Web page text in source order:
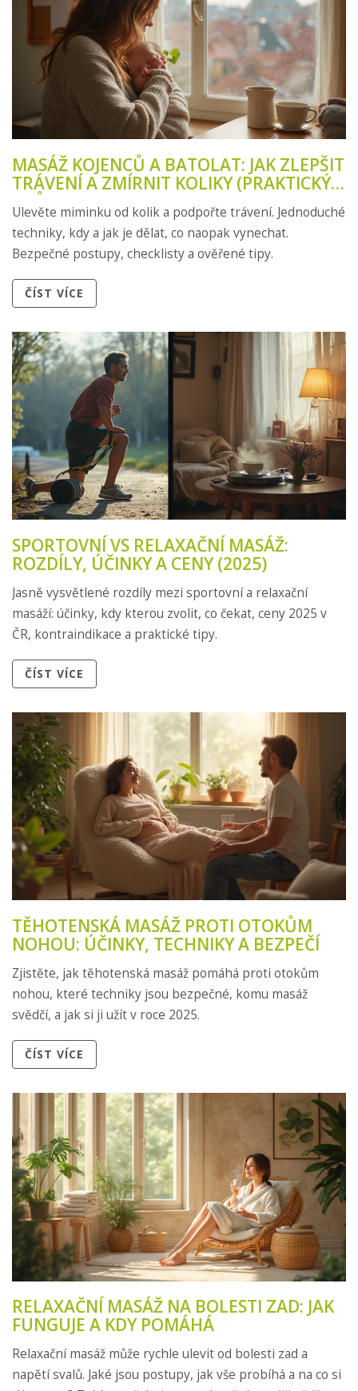
MASÁŽ KOJENCŮ A BATOLAT: JAK ZLEPŠIT
TRÁVENÍ A ZMÍRNIT KOLIKY (PRAKTICKÝ
PRŮVODCE)
Ulevěte miminku od kolik a podpořte trávení. Jednoduché
techniky, kdy a jak je dělat, co naopak vynechat.
Bezpečné postupy, checklisty a ověřené tipy.
ČÍST VÍCE
SPORTOVNÍ VS RELAXAČNÍ MASÁŽ:
ROZDÍLY, ÚČINKY A CENY (2025)
Jasně vysvětlené rozdíly mezi sportovní a relaxační
masáží: účinky, kdy kterou zvolit, co čekat, ceny 2025 v
ČR, kontraindikace a praktické tipy.
ČÍST VÍCE
TĚHOTENSKÁ MASÁŽ PROTI OTOKŮM
NOHOU: ÚČINKY, TECHNIKY A BEZPEČÍ
Zjistěte, jak těhotenská masáž pomáhá proti otokům
nohou, které techniky jsou bezpečné, komu masáž
svědčí, a jak si ji užít v roce 2025.
ČÍST VÍCE
RELAXAČNÍ MASÁŽ NA BOLESTI ZAD: JAK
FUNGUJE A KDY POMÁHÁ
Relaxační masáž může rychle ulevit od bolesti zad a
napětí svalů. Jaké jsou postupy, jak vše probíhá a na co si